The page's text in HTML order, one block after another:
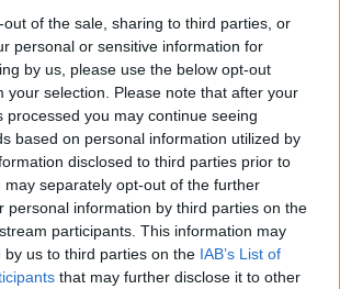
out of the sale, sharing to third parties, or
personal or sensitive information for
by us, please use the below opt-out
your selection. Please note that after your
processed you may continue seeing
based on personal information utilized by
disclosed to third parties prior to
may separately opt-out of the further
personal information by third parties on the
participants. This information may
by us to third parties on the IAB’s List of
that may further disclose it to other
a sorozatban
hogy még ő is megijedt magától,
fel a parókáját, pedig az évek
karakter bőrébe bújt. Aztán
és megtanult nem erre figyelni,
hogy kifejezetten izgalmas, hogy